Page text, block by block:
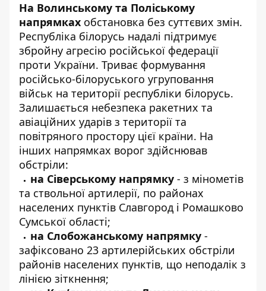
На Волинському та Поліському
напрямках обстановка без суттєвих змін.
Республіка білорусь надалі підтримує
збройну агресію російської федерації
проти України. Триває формування
російсько-білоруського угруповання
військ на території республіки білорусь.
Залишається небезпека ракетних та
авіаційних ударів з території та
повітряного простору цієї країни. На
інших напрямках ворог здійснював
обстріли:
на Сіверському напрямку - з мінометів
та ствольної артилерії, по районах
населених пунктів Славгород і Ромашково
Сумської області;
на Слобожанському напрямку -
зафіксовано 23 артилерійських обстріли
районів населених пунктів, що неподалік з
лінією зіткнення;